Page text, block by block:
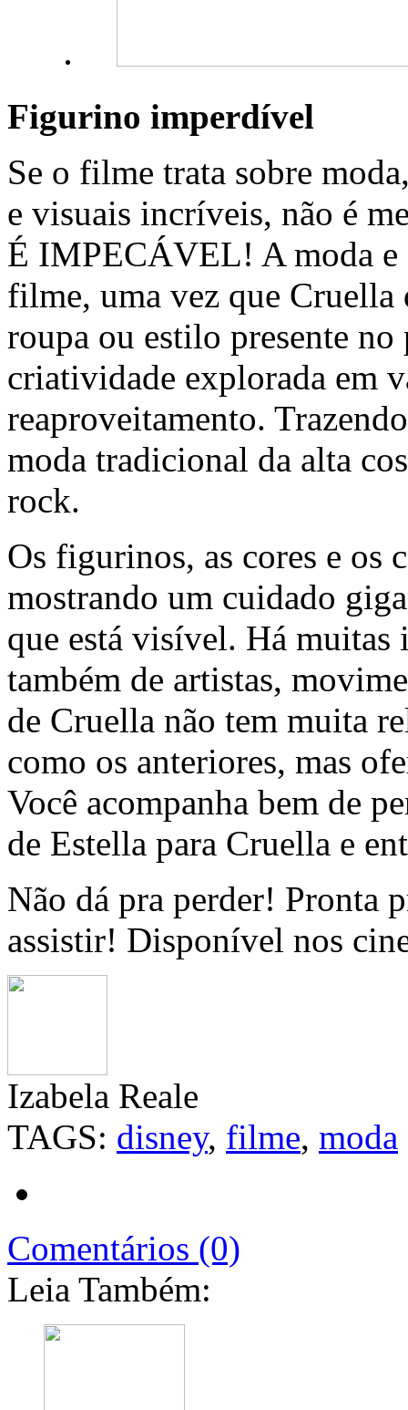
Figurino imperdível
Se o filme trata sobre
e visuais incríveis, não é
É IMPECÁVEL! A moda e
filme, uma vez que Cruella
roupa ou estilo presente
criatividade explorada em
reaproveitamento.
moda tradicional da alta
rock.
Os figurinos, as cores e os
mostrando um cuidado
que está visível. Há muitas
também de artistas,
de Cruella não tem muita
como os anteriores, mas
Você acompanha bem de
de Estella para Cruella e
Não dá pra perder! Pronta
assistir! Disponível nos
Izabela Reale
TAGS: disney, filme, moda
Comentários (0)
Leia Também: